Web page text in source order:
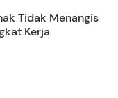
Tidak Menangis
Kerja